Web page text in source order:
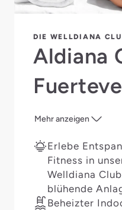
DIE WELLDIANA
Aldiana
Mehr anzeigen
Erlebe
Fitness in
Welldiana
blühende
Beheizter